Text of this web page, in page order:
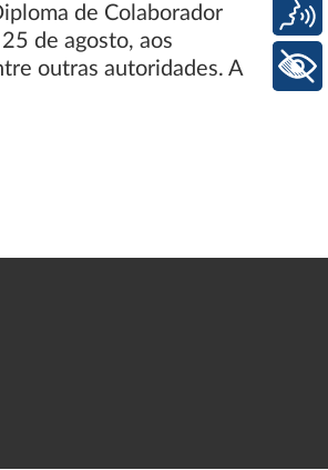
de Colaborador
de agosto, aos
outras autoridades. A
Voz
+ Acessibilidade